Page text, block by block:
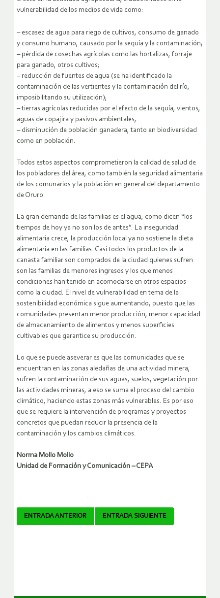
vulnerabilidad de los medios de vida como:
– escasez de agua para riego de cultivos, consumo de ganado
y consumo humano, causado por la sequía y la contaminación;
– pérdida de cosechas agrícolas como las hortalizas, forraje
para ganado, otros cultivos;
– reducción de fuentes de agua (se ha identificado la
contaminación de las vertientes y la contaminación del río,
imposibilitando su utilización);
– tierras agrícolas reducidas por el efecto de la sequía, vientos,
aguas de copajira y pasivos ambientales;
– disminución de población ganadera, tanto en biodiversidad
como en población.
Todos estos aspectos comprometieron la calidad de salud de
los pobladores del área, como también la seguridad alimentaria
de los comunarios y la población en general del departamento
de Oruro.
La gran demanda de las familias es el agua, como dicen “los
tiempos de hoy ya no son los de antes”. La inseguridad
alimentaria crece; la producción local ya no sostiene la dieta
alimentaria en las familias. Casi todos los productos de la
canasta familiar son comprados de la ciudad quienes sufren
son las familias de menores ingresos y los que menos
condiciones han tenido en acomodarse en otros espacios
como la ciudad. El nivel de vulnerabilidad en tema de la
sostenibilidad económica sigue aumentando, puesto que las
comunidades presentan menor producción, menor capacidad
de almacenamiento de alimentos y menos superficies
cultivables que garantice su producción.
Lo que se puede aseverar es que las comunidades que se
encuentran en las zonas aledañas de una actividad minera,
sufren la contaminación de sus aguas, suelos, vegetación por
las actividades mineras, a eso se suma el proceso del cambio
climático, haciendo estas zonas más vulnerables. Es por eso
que se requiere la intervención de programas y proyectos
concretos que puedan reducir la presencia de la
contaminación y los cambios climáticos.
Norma Mollo Mollo
Unidad de Formación y Comunicación – CEPA
Navegador
ENTRADA ANTERIOR ENTRADA SIGUIENTE